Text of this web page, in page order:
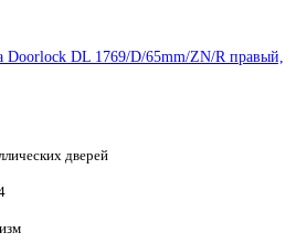
Doorlock DL 1769/D/65mm/ZN/R правый,
дверей